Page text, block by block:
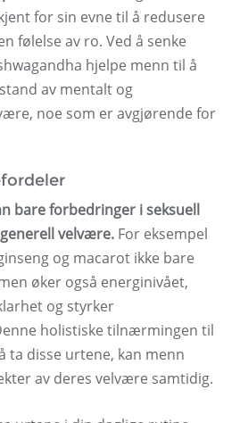
for sin evne til å redusere
følelse av ro. Ved å senke
hjelpe menn til å
av mentalt og
noe som er avgjørende for
bare forbedringer i seksuell
velvære. For eksempel
og macarot ikke bare
øker også energinivået,
og styrker
holistiske tilnærmingen til
ta disse urtene, kan menn
av deres velvære samtidig.